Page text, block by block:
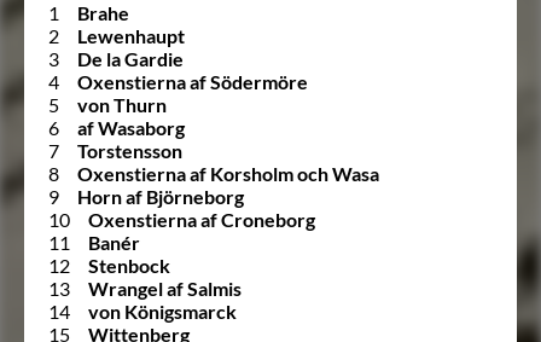
1
Brahe
2
Lewenhaupt
3
De la Gardie
4
Oxenstierna af Södermöre
5
von Thurn
6
af Wasaborg
7
Torstensson
8
Oxenstierna af Korsholm och Wasa
9
Horn af Björneborg
10
Oxenstierna af Croneborg
11
Banér
12
Stenbock
13
Wrangel af Salmis
14
von Königsmarck
15
Wittenberg